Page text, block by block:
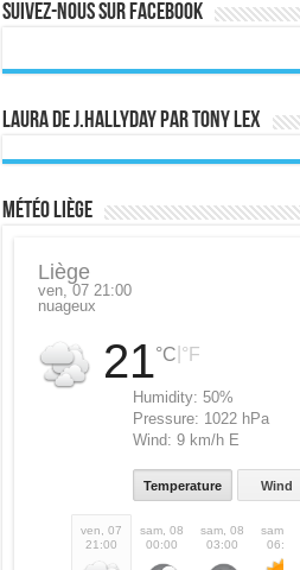
Suivez-nous sur Facebook
Laura de J.Hallyday par Tony Lex
Météo Liège
Liège
ven, 07 21:00
nuageux
21°C °F
Humidity:50%
Pressure: 1022 hPa
Wind:9 km/h E
Temperature Wind
ven, 07
21:00
sam, 08
00:00
sam, 08
03:00
sam, 08
06:00